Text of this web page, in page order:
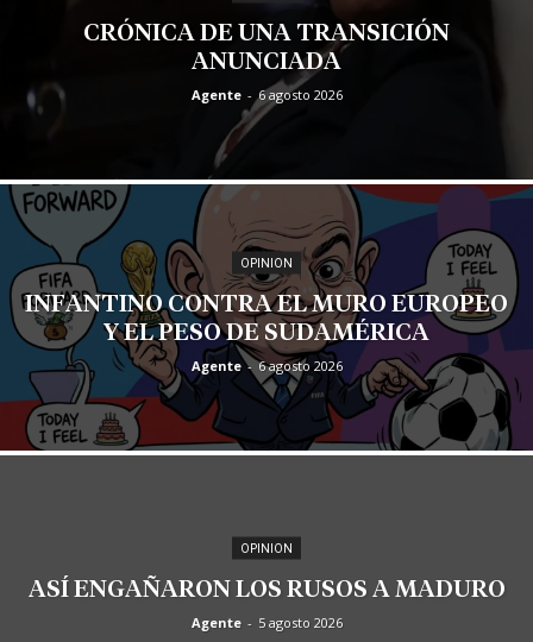
CRÓNICA DE UNA TRANSICIÓN
ANUNCIADA
Agente - 6 agosto 2026
OPINION
INFANTINO CONTRA EL MURO EUROPEO
Y EL PESO DE SUDAMÉRICA
Agente - 6 agosto 2026
OPINION
ASÍ ENGAÑARON LOS RUSOS A MADURO
Agente - 5 agosto 2026